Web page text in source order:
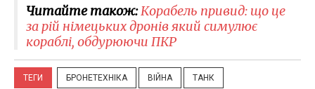
Читайте також:Корабель привид: що це
за рій німецьких дронів який симулює
кораблі, обдурюючи ПКР
ТЕГИ БРОНЕТЕХНІКА ВІЙНА ТАНК